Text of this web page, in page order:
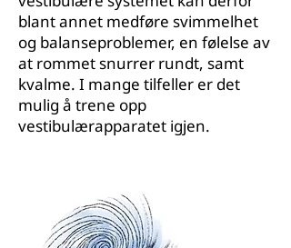
blant annet medføre svimmelhet
og balanseproblemer, en følelse av
at rommet snurrer rundt, samt
kvalme. I mange tilfeller er det
mulig å trene opp
vestibulærapparatet igjen.